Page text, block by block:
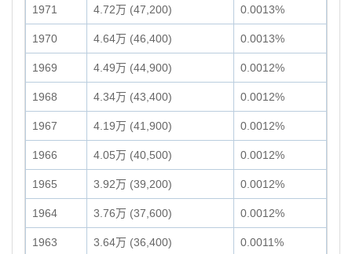
1971 4.72万 (47,200) 0.0013%
1970 4.64万 (46,400) 0.0013%
1969 4.49万 (44,900) 0.0012%
1968 4.34万 (43,400) 0.0012%
1967 4.19万 (41,900) 0.0012%
1966 4.05万 (40,500) 0.0012%
1965 3.92万 (39,200) 0.0012%
1964 3.76万 (37,600) 0.0012%
1963 3.64万 (36,400) 0.0011%